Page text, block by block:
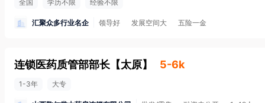
全国 学历不限 经验不限
汇聚众多行业名企 领导好 发展空间大 五险一金
连锁医药质管部部长 【太原】 5-6k
1-3年 大专